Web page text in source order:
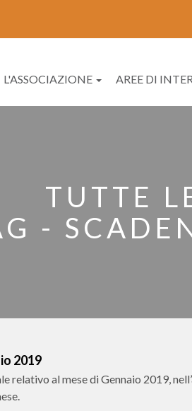
L'ASSOCIAZIONE AREE DI
TUTTE
-
2019
relativo al mese di Gennaio 2019,